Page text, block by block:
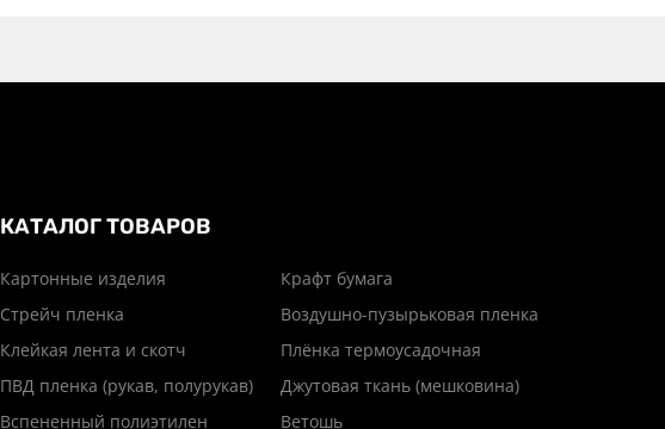
КАТАЛОГ ТОВАРОВ
Картонные изделия
Крафт бумага
Стрейч пленка
Воздушно-пузырьковая пленка
Клейкая лента и скотч
Плёнка термоусадочная
ПВД пленка (рукав, полурукав)
Джутовая ткань (мешковина)
Вспененный полиэтилен
Ветошь